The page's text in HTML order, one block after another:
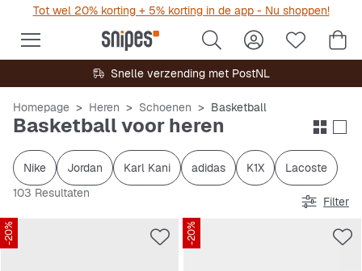
Tot wel 20% korting + 5% korting in de app - Nu shoppen!
Snelle verzending met PostNL
Homepage Heren Schoenen Basketball
Basketball voor heren
Nike Jordan Karl Kani adidas K1X
Lacoste
103 Resultaten
Filter
-20% -20%